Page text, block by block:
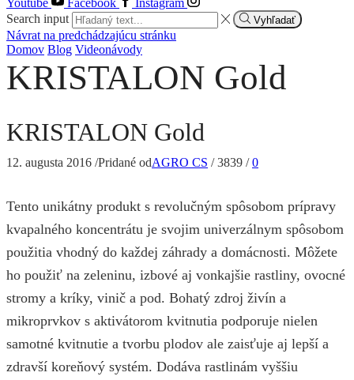
Youtube Facebook
Instagram
Search input
Vyhľadať
Návrat na predchádzajúcu stránku
Domov Blog Videonávody
KRISTALON Gold
KRISTALON Gold
12. augusta 2016 /Pridané odAGRO CS / 3839 / 0
Tento unikátny produkt s revolučným spôsobom prípravy
kvapalného koncentrátu je svojim univerzálnym spôsobom
použitia vhodný do každej záhrady a domácnosti. Môžete
ho použiť na zeleninu, izbové aj vonkajšie rastliny, ovocné
stromy a kríky, vinič a pod. Bohatý zdroj živín a
mikroprvkov s aktivátorom kvitnutia podporuje nielen
samotné kvitnutie a tvorbu plodov ale zaisťuje aj lepší a
zdravší koreňový systém. Dodáva rastlinám vyššiu